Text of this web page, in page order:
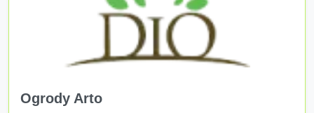
Ogrody Arto